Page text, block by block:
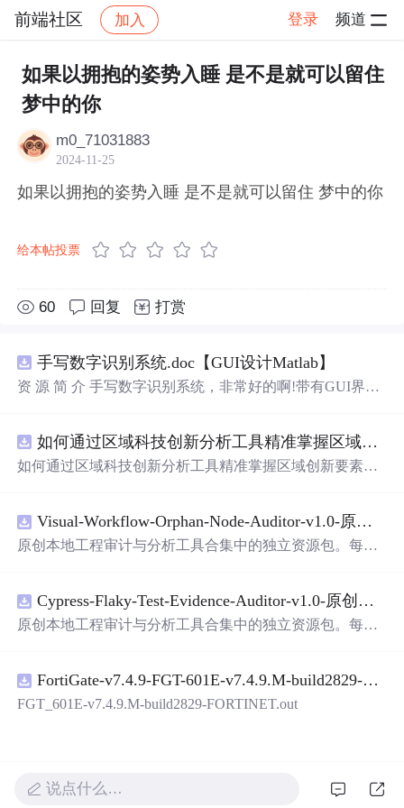
前端社区 加入 登录 频道
社区 前端社区 感慨 帖子详情
如果以拥抱的姿势入睡 是不是就可以留住
梦中的你
m0_71031883
2024-11-25
如果以拥抱的姿势入睡 是不是就可以留住 梦中的你
给本帖投票
60 回复 打赏
手写数字识别系统.doc【GUI设计Matlab】
资 源 简 介 手写数字识别系统，非常好的啊!带有GUI界
带有直观的图形用户界面（GUI），非常容易使用。你只
需要将手写数字输入系统，它将立即给出准确的识别结
是一个非常方便和实用的工具，你一定会喜欢它的！
如何通过区域科技创新分析工具精准掌握区域创新要素分布与产业链融合现状？.docx
如何通过区域科技创新分析工具精准掌握区域创新要素分
Visual-Workflow-Orphan-Node-Auditor-v1.0-原创源码与文档.zip
原创本地工程审计与分析工具合集中的独立资源包。每个
README、运行说明、功能清单、MIT License及原创与授
权声明。解压后进入project目录，执行npm test验证算法，
目源码、Logo、官方截图、论文、生产日志或其他受限素
材。适合前端开发、AI应用工程、测试审计和课程实践。
Cypress-Flaky-Test-Evidence-Auditor-v1.0-原创源码与文档.zip
原创本地工程审计与分析工具合集中的独立资源包。每个
README、运行说明、功能清单、MIT License及原创与授
权声明。解压后进入project目录，执行npm test验证算法，
FortiGate-v7.4.9-FGT-601E-v7.4.9.M-build2829-FORTINET.out
FGT_601E-v7.4.9.M-build2829-FORTINET.out
说点什么…